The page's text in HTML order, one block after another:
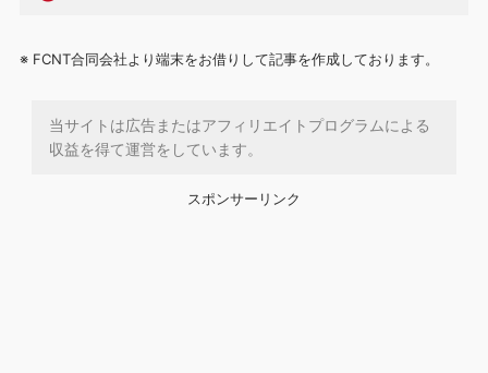
※ FCNT合同会社より端末をお借りして記事を作成しております。
当サイトは広告またはアフィリエイトプログラムによる
収益を得て運営をしています。
スポンサーリンク